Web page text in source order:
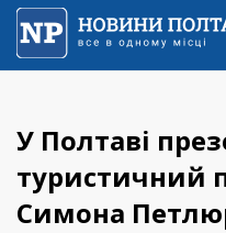
У Полтаві
туристичний
Симона